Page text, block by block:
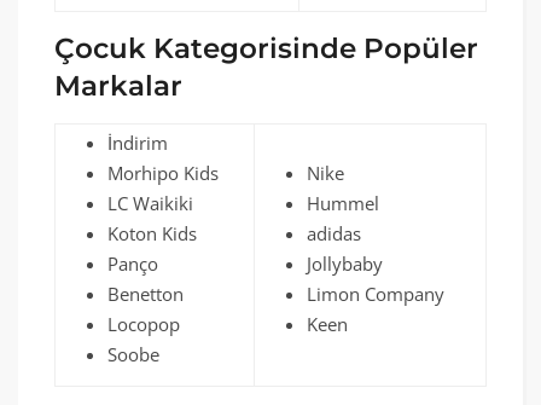
Çocuk Kategorisinde Popüler
Markalar
İndirim
Morhipo Kids
LC Waikiki
Koton Kids
Panço
Benetton
Locopop
Soobe
Nike
Hummel
adidas
Jollybaby
Limon Company
Keen